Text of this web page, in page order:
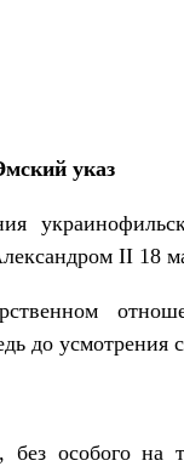
указ
II 18
до
особого на